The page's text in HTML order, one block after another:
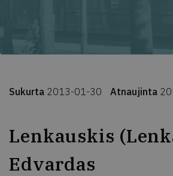
Sukurta 2013-01-30 Atnaujinta
Lenkauskis
Edvardas